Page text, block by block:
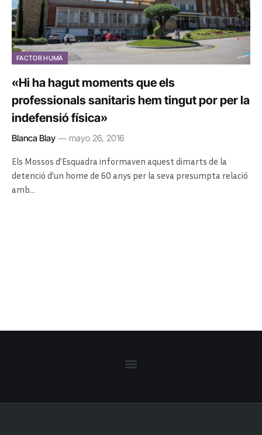
FACTOR HUMÀ
«Hi ha hagut moments que els
professionals sanitaris hem tingut por per la
indefensió física»
Blanca Blay mayo 26, 2016
Els Mossos d’Esquadra informaven aquest dimarts de la
detenció d’un home de 60 anys per la seva presumpta relació
amb…